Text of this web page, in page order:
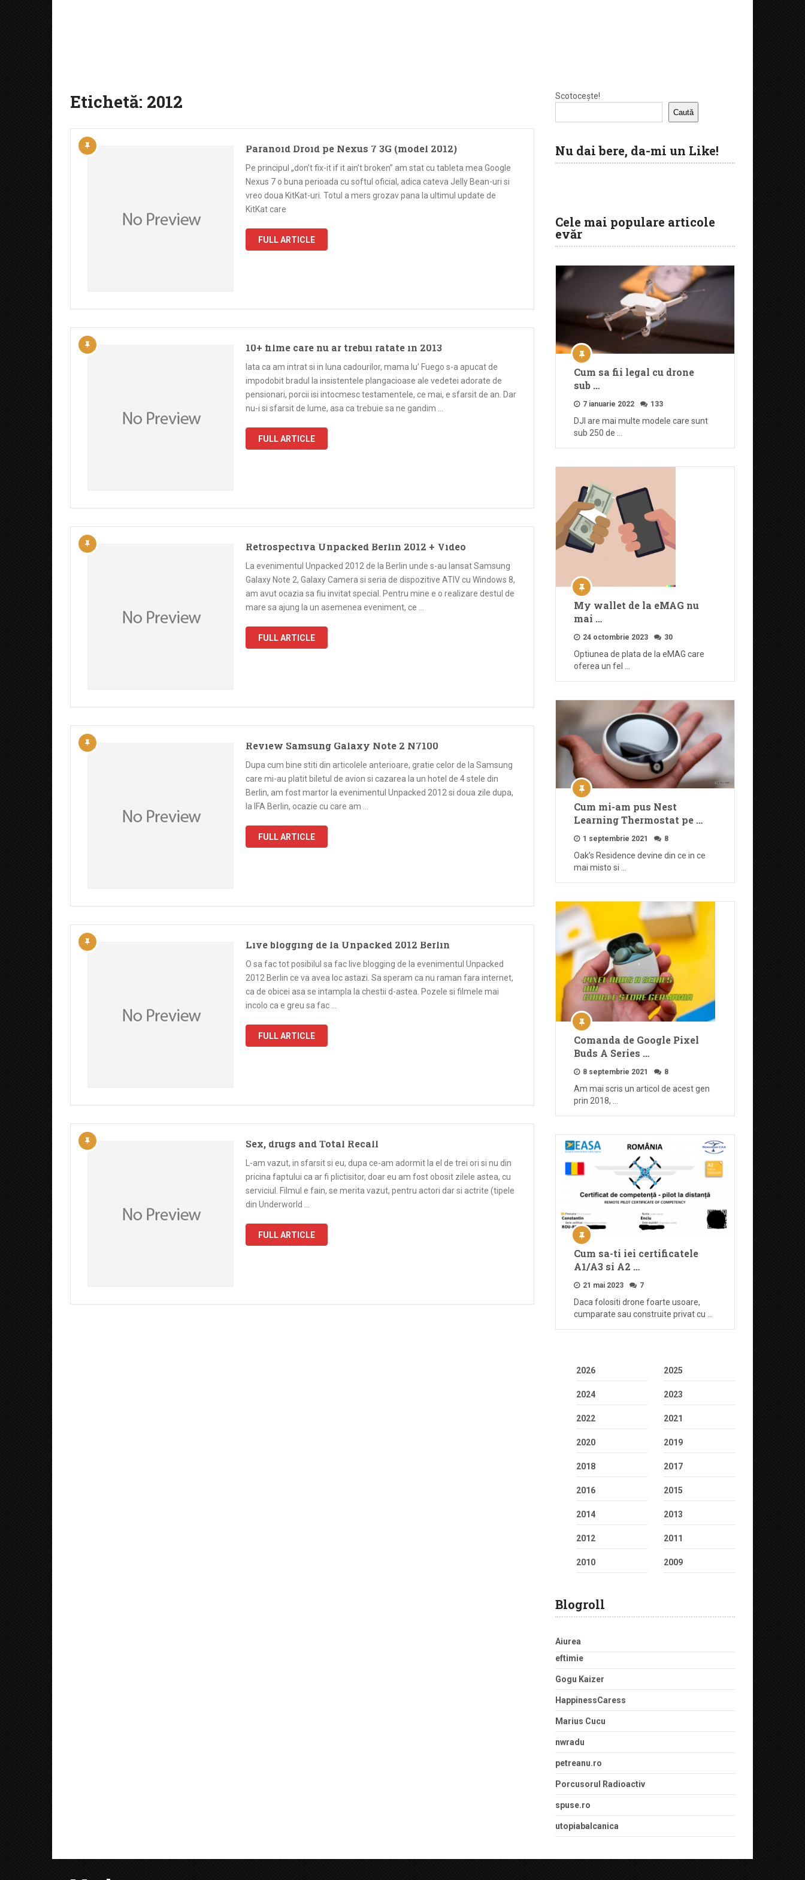
Etichetă: 2012
Paranoid Droid pe Nexus 7 3G (model 2012)
Pe principul „don’t fix-it if it ain’t broken” am stat cu tableta mea Google
Nexus 7 o buna perioada cu softul oficial, adica cateva Jelly Bean-uri si
vreo doua KitKat-uri. Totul a mers grozav pana la ultimul update de
KitKat care
FULL ARTICLE
10+ filme care nu ar trebui ratate in 2013
Iata ca am intrat si in luna cadourilor, mama lu’ Fuego s-a apucat de
impodobit bradul la insistentele plangacioase ale vedetei adorate de
pensionari, porcii isi intocmesc testamentele, ce mai, e sfarsit de an. Dar
nu-i si sfarsit de lume, asa ca trebuie sa ne gandim …
FULL ARTICLE
Retrospectiva Unpacked Berlin 2012 + Video
La evenimentul Unpacked 2012 de la Berlin unde s-au lansat Samsung
Galaxy Note 2, Galaxy Camera si seria de dispozitive ATIV cu Windows 8,
am avut ocazia sa fiu invitat special. Pentru mine e o realizare destul de
mare sa ajung la un asemenea eveniment, ce …
FULL ARTICLE
Review Samsung Galaxy Note 2 N7100
Dupa cum bine stiti din articolele anterioare, gratie celor de la Samsung
care mi-au platit biletul de avion si cazarea la un hotel de 4 stele din
Berlin, am fost martor la evenimentul Unpacked 2012 si doua zile dupa,
la IFA Berlin, ocazie cu care am …
FULL ARTICLE
Live blogging de la Unpacked 2012 Berlin
O sa fac tot posibilul sa fac live blogging de la evenimentul Unpacked
2012 Berlin ce va avea loc astazi. Sa speram ca nu raman fara internet,
ca de obicei asa se intampla la chestii d-astea. Pozele si filmele mai
incolo ca e greu sa fac …
FULL ARTICLE
Sex, drugs and Total Recall
L-am vazut, in sfarsit si eu, dupa ce-am adormit la el de trei ori si nu din
pricina faptului ca ar fi plictisitor, doar eu am fost obosit zilele astea, cu
serviciul. Filmul e fain, se merita vazut, pentru actori dar si actrite (tipele
din Underworld …
FULL ARTICLE
Scotocește!
Caută
Nu dai bere, da-mi un Like!
Cele mai populare articole
evăr
Cum sa fii legal cu drone
sub …
7 ianuarie 2022 133
DJI are mai multe modele care sunt
sub 250 de …
My wallet de la eMAG nu
mai …
24 octombrie 2023 30
Optiunea de plata de la eMAG care
oferea un fel …
Cum mi-am pus Nest
Learning Thermostat pe …
1 septembrie 2021 8
Oak’s Residence devine din ce in ce
mai misto si …
Comanda de Google Pixel
Buds A Series …
8 septembrie 2021 8
Am mai scris un articol de acest gen
prin 2018, …
Cum sa-ti iei certificatele
A1/A3 si A2 …
21 mai 2023 7
Daca folositi drone foarte usoare,
cumparate sau construite privat cu …
2026 2025
2024 2023
2022 2021
2020 2019
2018 2017
2016 2015
2014 2013
2012 2011
2010 2009
Blogroll
Aiurea
eftimie
Gogu Kaizer
HappinessCaress
Marius Cucu
nwradu
petreanu.ro
Porcusorul Radioactiv
spuse.ro
utopiabalcanica